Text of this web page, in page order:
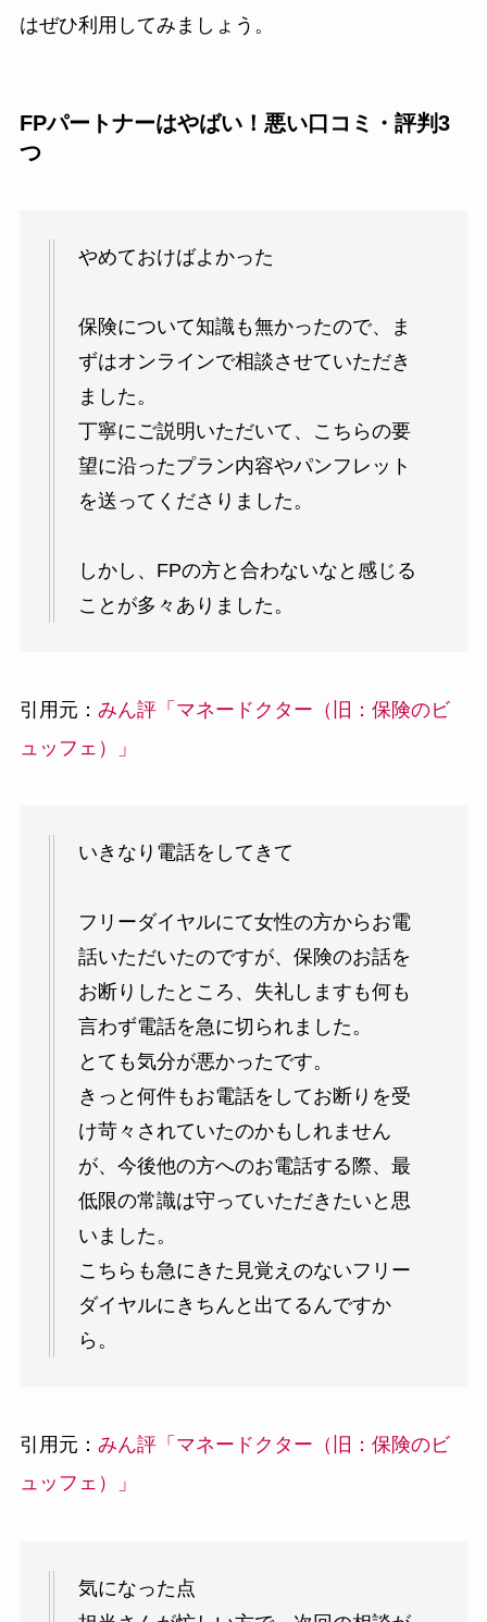
はぜひ利用してみましょう。
FPパートナーはやばい！悪い口コミ・評判3
つ
やめておけばよかった
保険について知識も無かったので、ま
ずはオンラインで相談させていただき
ました。
丁寧にご説明いただいて、こちらの要
望に沿ったプラン内容やパンフレット
を送ってくださりました。
しかし、FPの方と合わないなと感じる
ことが多々ありました。
引用元： みん評「マネードクター（旧：保険のビ
ュッフェ）」
いきなり電話をしてきて
フリーダイヤルにて女性の方からお電
話いただいたのですが、保険のお話を
お断りしたところ、失礼しますも何も
言わず電話を急に切られました。
とても気分が悪かったです。
きっと何件もお電話をしてお断りを受
け苛々されていたのかもしれません
が、今後他の方へのお電話する際、最
低限の常識は守っていただきたいと思
いました。
こちらも急にきた見覚えのないフリー
ダイヤルにきちんと出てるんですか
ら。
引用元： みん評「マネードクター（旧：保険のビ
ュッフェ）」
気になった点